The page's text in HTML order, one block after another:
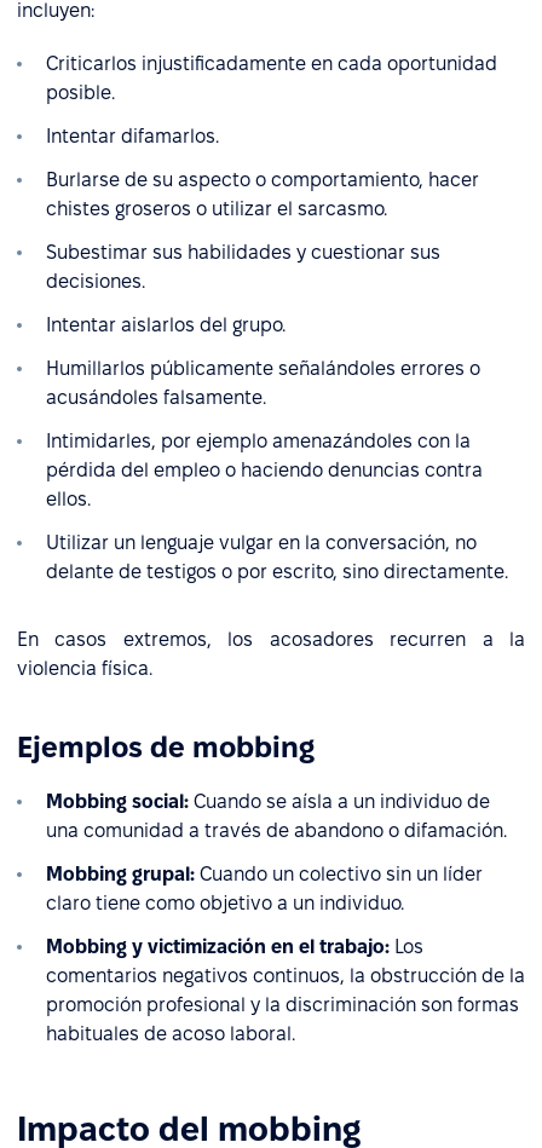
incluyen:
Criticarlos injustificadamente en cada oportunidad
posible.
Intentar difamarlos.
Burlarse de su aspecto o comportamiento, hacer
chistes groseros o utilizar el sarcasmo.
Subestimar sus habilidades y cuestionar sus
decisiones.
Intentar aislarlos del grupo.
Humillarlos públicamente señalándoles errores o
acusándoles falsamente.
Intimidarles, por ejemplo amenazándoles con la
pérdida del empleo o haciendo denuncias contra
ellos.
Utilizar un lenguaje vulgar en la conversación, no
delante de testigos o por escrito, sino directamente.
En casos extremos, los acosadores recurren a la
violencia física.
Ejemplos de mobbing
Mobbing social: Cuando se aísla a un individuo de
una comunidad a través de abandono o difamación.
Mobbing grupal: Cuando un colectivo sin un líder
claro tiene como objetivo a un individuo.
Mobbing y victimización en el trabajo: Los
comentarios negativos continuos, la obstrucción de la
promoción profesional y la discriminación son formas
habituales de acoso laboral.
Impacto del mobbing